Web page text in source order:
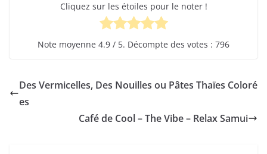
Cliquez sur les étoiles pour le noter !
Note moyenne 4.9 / 5. Décompte des votes : 796
Des Vermicelles, Des Nouilles ou Pâtes Thaïes Coloré
es
Café de Cool – The Vibe – Relax Samui